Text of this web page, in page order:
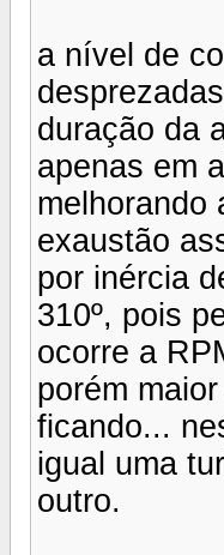
a nível de
duração da
apenas em
melhorando
exaustão
por inércia
310º, pois
ocorre a
porém
ficando...
igual uma
outro.